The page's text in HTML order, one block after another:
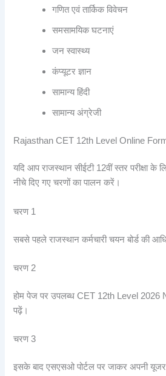
गणित एवं तार्किक विवेचन
समसामयिक घटनाएं
जन स्वास्थ्य
कंप्यूटर ज्ञान
सामान्य हिंदी
सामान्य अंग्रेजी
Rajasthan CET 12th Level Online
यदि आप राजस्थान सीईटी 12वीं स्तर परीक्षा के
नीचे दिए गए चरणों का पालन करें।
चरण 1
सबसे पहले राजस्थान कर्मचारी चयन बोर्ड की
चरण 2
होम पेज पर उपलब्ध CET 12th Level 2026
पढ़ें।
चरण 3
इसके बाद एसएसओ पोर्टल पर जाकर अपनी